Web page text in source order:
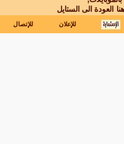
العودة الى الستايل
للإعلان للإتصال